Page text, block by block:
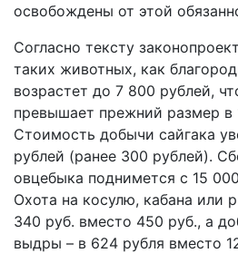
освобождены от этой
Согласно тексту
таких животных, как
возрастет до 7 800 рублей,
превышает прежний размер в
Стоимость добычи сайгака
рублей (ранее 300 рублей).
овцебыка поднимется с 15
Охота на косулю, кабана или
340 руб. вместо 450 руб., а
выдры – в 624 рубля вместо